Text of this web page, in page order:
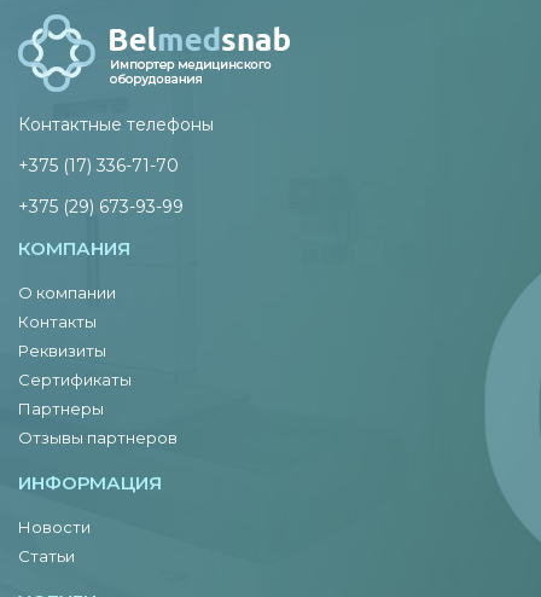
Контактные телефоны
+375 (17) 336-71-70
+375 (29) 673-93-99
КОМПАНИЯ
О компании
Контакты
Реквизиты
Сертификаты
Партнеры
Отзывы партнеров
ИНФОРМАЦИЯ
Новости
Статьи